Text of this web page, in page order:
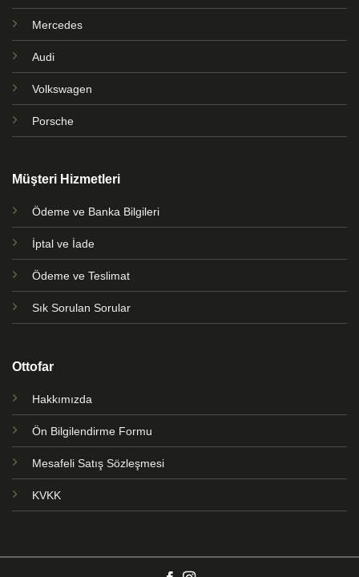
Mercedes
Audi
Volkswagen
Porsche
Müşteri Hizmetleri
Ödeme ve Banka Bilgileri
İptal ve İade
Ödeme ve Teslimat
Sık Sorulan Sorular
Ottofar
Hakkımızda
Ön Bilgilendirme Formu
Mesafeli Satış Sözleşmesi
KVKK